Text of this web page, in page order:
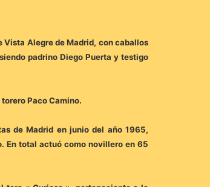
Vista Alegre de Madrid, con caballos
padrino Diego Puerta y testigo
Paco Camino.
de Madrid en junio del año 1965,
En total actuó como novillero en 65